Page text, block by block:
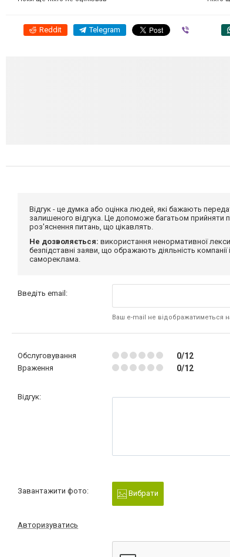
Reddit Telegram
Відгук - це думка або оцінка людей, які бажають
залишеного відгука. Це допоможе багатьом прийняти
роз'яснення питань, що цікавлять.
Не дозволяється: використання ненормативної
безпідставні заяви, що ображають діяльність
самореклама.
Введіть email:
Ваш e-mail не відображатиметься
Обслуговування 0/12
Враження 0/12
Відгук:
Завантажити фото: Вибрати
Авторизуватись